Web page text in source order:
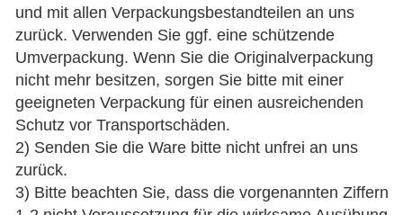
und mit allen Verpackungsbestandteilen an uns
zurück. Verwenden Sie ggf. eine schützende
Umverpackung. Wenn Sie die Originalverpackung
nicht mehr besitzen, sorgen Sie bitte mit einer
geeigneten Verpackung für einen ausreichenden
Schutz vor Transportschäden.
2) Senden Sie die Ware bitte nicht unfrei an uns
zurück.
3) Bitte beachten Sie, dass die vorgenannten Ziffern